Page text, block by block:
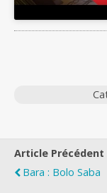
Article Précédent
Bara : Bolo Saba